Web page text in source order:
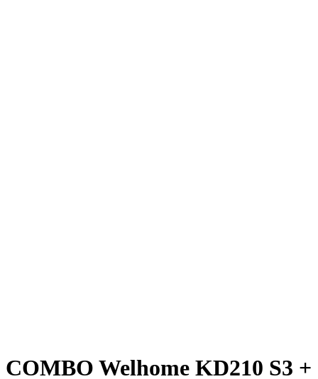
COMBO Welhome KD210 S3 +